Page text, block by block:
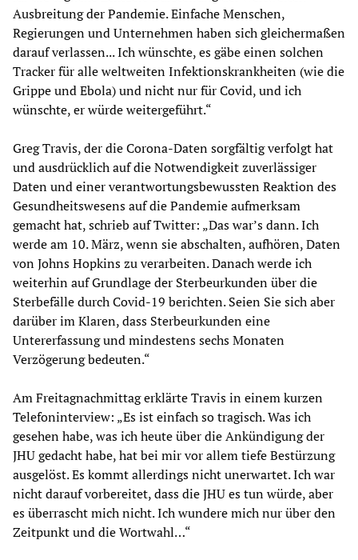
Ausbreitung der Pandemie. Einfache Menschen,
Regierungen und Unternehmen haben sich gleichermaßen
darauf verlassen... Ich wünschte, es gäbe einen solchen
Tracker für alle weltweiten Infektionskrankheiten (wie die
Grippe und Ebola) und nicht nur für Covid, und ich
wünschte, er würde weitergeführt.“
Greg Travis, der die Corona-Daten sorgfältig verfolgt hat
und ausdrücklich auf die Notwendigkeit zuverlässiger
Daten und einer verantwortungsbewussten Reaktion des
Gesundheitswesens auf die Pandemie aufmerksam
gemacht hat, schrieb auf Twitter: „Das war’s dann. Ich
werde am 10. März, wenn sie abschalten, aufhören, Daten
von Johns Hopkins zu verarbeiten. Danach werde ich
weiterhin auf Grundlage der Sterbeurkunden über die
Sterbefälle durch Covid-19 berichten. Seien Sie sich aber
darüber im Klaren, dass Sterbeurkunden eine
Untererfassung und mindestens sechs Monaten
Verzögerung bedeuten.“
Am Freitagnachmittag erklärte Travis in einem kurzen
Telefoninterview: „Es ist einfach so tragisch. Was ich
gesehen habe, was ich heute über die Ankündigung der
JHU gedacht habe, hat bei mir vor allem tiefe Bestürzung
ausgelöst. Es kommt allerdings nicht unerwartet. Ich war
nicht darauf vorbereitet, dass die JHU es tun würde, aber
es überrascht mich nicht. Ich wundere mich nur über den
Zeitpunkt und die Wortwahl…“